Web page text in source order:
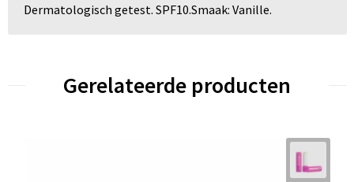
Dermatologisch getest. SPF10.Smaak: Vanille.
Gerelateerde producten